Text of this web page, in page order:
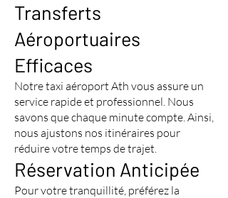
Transferts
Aéroportuaires
Efficaces
Notre taxi aéroport Ath vous assure un
service rapide et professionnel. Nous
savons que chaque minute compte. Ainsi,
nous ajustons nos itinéraires pour
réduire votre temps de trajet.
Réservation Anticipée
Pour votre tranquillité, préférez la